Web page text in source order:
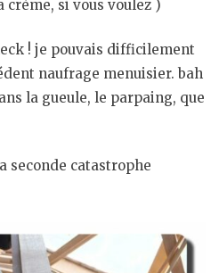
crème, si vous voulez )
! je pouvais difficilement
naufrage menuisier. bah
la gueule, le parpaing, que
seconde catastrophe